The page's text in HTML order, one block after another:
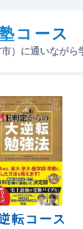
コース
）に通いながら
転コース